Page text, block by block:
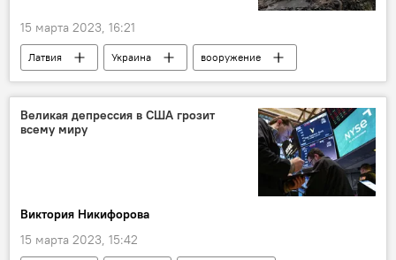
15 марта 2023, 16:21
Латвия Украина
вооружение
В мире
Великая депрессия в США грозит
всему миру
Виктория Никифорова
15 марта 2023, 15:42